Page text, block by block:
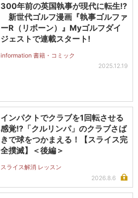
300年前の英国執事が現代に転生!?
新世代ゴルフ漫画『執事ゴルファ
ーR（リボーン）』Myゴルフダイ
ジェストで連載スタート!
information 書籍・コミック
2025.12.19
インパクトでクラブを1回転させる
感覚!?「クルリンパ」のクラブさば
きで球をつかまえる！【スライス完
全撲滅】＜後編＞
スライス解消 レッスン
2026.8.6